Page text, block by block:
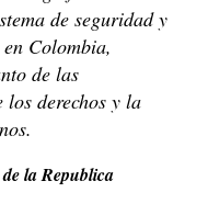
de seguridad y
Colombia,
de las
derechos y la
la Republica